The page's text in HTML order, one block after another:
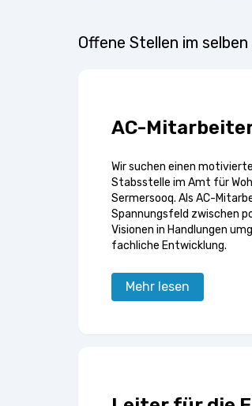
Offene Stellen im
AC-
Wir suchen einen
Stabsstelle im Amt für
Sermersooq. Als AC-
Spannungsfeld zwischen
Visionen in Handlungen
fachliche Entwicklung.
Mehr lesen